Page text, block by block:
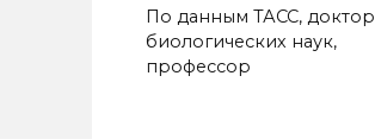
По данным ТАСС, доктор
биологических наук,
профессор